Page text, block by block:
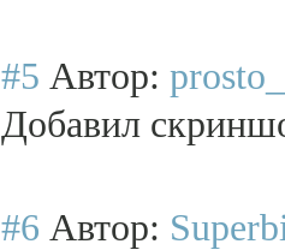
#5 Автор:
Добавил
#6 Автор: